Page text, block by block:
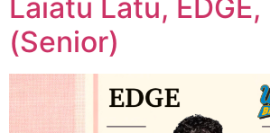
Laiatu Latu,
(Senior)